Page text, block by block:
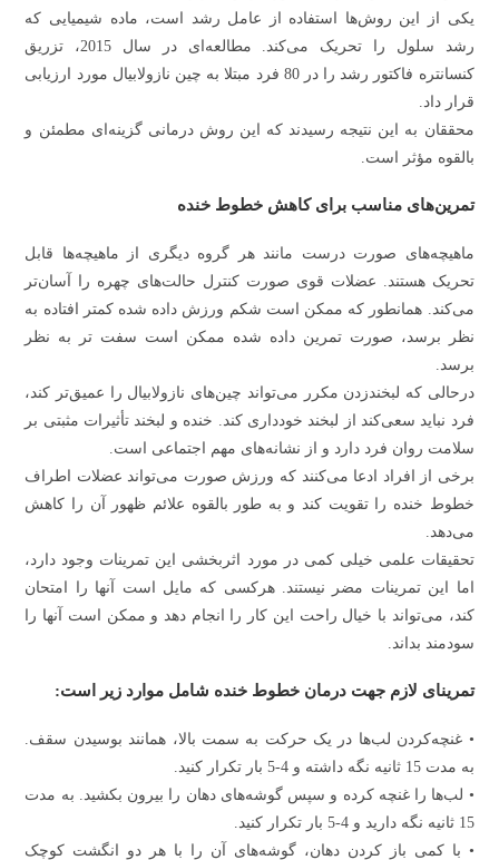
یکی از این روش‌ها استفاده از عامل رشد است، ماده شیمیایی که
رشد سلول را تحریک می‌کند. مطالعه‌ای در سال 2015، تزریق
کنسانتره فاکتور رشد را در 80 فرد مبتلا به چین نازولابیال مورد ارزیابی
قرار داد.
محققان به این نتیجه رسیدند که این روش درمانی گزینه‌ای مطمئن و
بالقوه مؤثر است.
تمرین‌های مناسب برای کاهش خطوط خنده
ماهیچه‌های صورت درست مانند هر گروه دیگری از ماهیچه‌ها قابل
تحریک هستند. عضلات قوی صورت کنترل حالت‌های چهره را آسان‌تر
می‌کند. همانطور که ممکن است شکم ورزش داده شده کمتر افتاده به
نظر برسد، صورت تمرین داده شده ممکن است سفت تر به نظر
برسد.
در‌حالی که لبخند‌زدن مکرر می‌تواند چین‌های نازولابیال را عمیق‌تر کند،
فرد نباید سعی‌کند از لبخند خودداری کند. خنده و لبخند تأثیرات مثبتی بر
سلامت روان فرد دارد و از نشانه‌های مهم اجتماعی است.
برخی از افراد ادعا می‌کنند که ورزش صورت می‌تواند عضلات اطراف
خطوط خنده را تقویت کند و به طور بالقوه علائم ظهور آن را کاهش
می‌دهد.
تحقیقات علمی خیلی کمی در مورد اثربخشی این تمرینات وجود دارد،
اما این تمرینات مضر نیستند. هرکسی که مایل است آنها را امتحان
کند، می‌تواند با خیال راحت این کار را انجام دهد و ممکن است آنها را
سودمند بداند.
تمرینای لازم جهت درمان خطوط خنده شامل موارد زیر است:
• غنچه‌کردن لب‌ها در یک حرکت به سمت بالا، همانند بوسیدن سقف.
به مدت 15 ثانیه نگه داشته و 4-5 بار تکرار کنید.
• لب‌ها را غنچه کرده و سپس گوشه‌های دهان را بیرون بکشید. به مدت
15 ثانیه نگه دارید و 4-5 بار تکرار کنید.
• با کمی باز کردن دهان، گوشه‌های آن را با هر دو انگشت کوچک